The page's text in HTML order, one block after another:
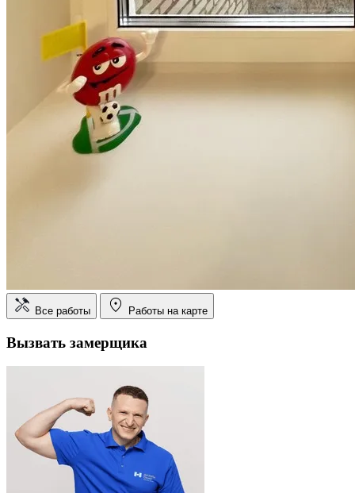
Все работы Работы на карте
Вызвать замерщика